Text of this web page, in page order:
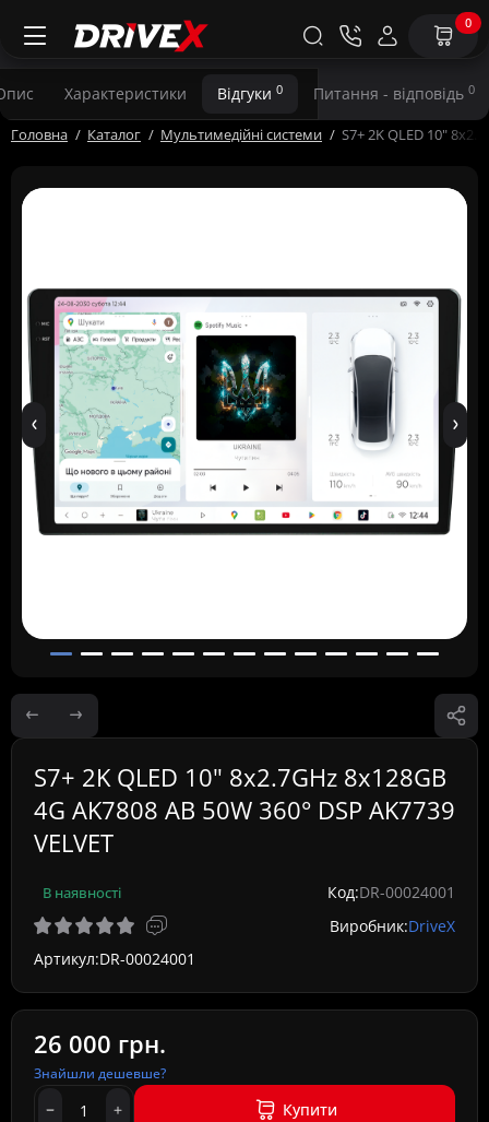
0
Головна Каталог Мультимедійні системи S7+ 2K QLED 10"
Характеристики Відгуки 0 Питання - відповідь 0
S7+ 2K QLED 10" 8x2.7GHz 8x128GB
4G AK7808 AB 50W 360° DSP AK7739
VELVET
В наявності Код:DR-00024001
Виробник:DriveX
Артикул:DR-00024001
26 000 грн.
Знайшли дешевше?
Купити